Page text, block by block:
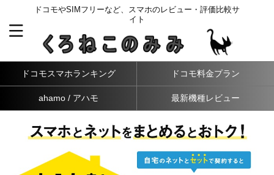
ドコモやSIMフリーなど、スマホのレビュー・評価比較サ
イト
ドコモスマホランキング ドコモ料金プラン
ahamo / アハモ 最新機種レビュー